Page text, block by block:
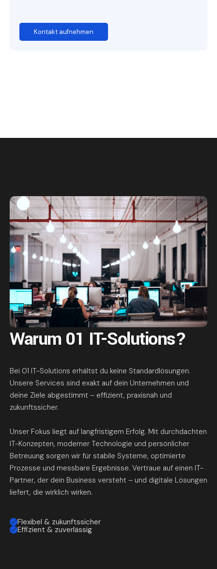
Kontakt aufnehmen
Warum 01 IT-Solutions?
Bei 01 IT-Solutions erhältst du keine Standardlösungen.
Unsere Services sind exakt auf dein Unternehmen und
deine Ziele abgestimmt – effizient, praxisnah und
zukunftssicher.
Unser Fokus liegt auf langfristigem Erfolg. Mit durchdachten
IT-Konzepten, moderner Technologie und persönlicher
Betreuung sorgen wir für stabile Systeme, optimierte
Prozesse und messbare Ergebnisse. Vertraue auf einen IT-
Partner, der dein Business versteht – und digitale Lösungen
liefert, die wirklich wirken.
Flexibel & zukunftssicher
Effizient & zuverlässig